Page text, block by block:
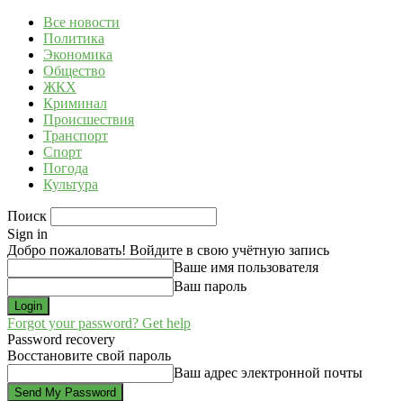
Все новости
Политика
Экономика
Общество
ЖКХ
Криминал
Происшествия
Транспорт
Спорт
Погода
Культура
Поиск
Sign in
Добро пожаловать! Войдите в свою учётную запись
Ваше имя пользователя
Ваш пароль
Forgot your password? Get help
Password recovery
Восстановите свой пароль
Ваш адрес электронной почты